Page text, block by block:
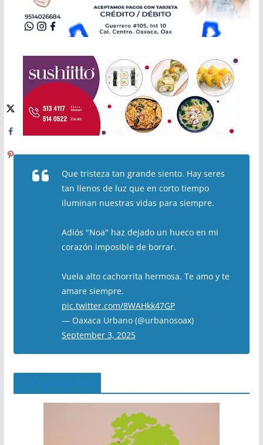
Que tristeza tan grande siento. Hay seres
tan llenos de luz que en corto tiempo
iluminan nuestras vidas para siempre.
Adiós "Noa" haz dejado un hueco en mi
corazón imposible de borrar.
Vuela alto cachorrita hermosa. Te amo y te
amare siempre.
pic.twitter.com/8WAHkk47GP
— Oaxaca Urbano (@urbanosoax)
September 3, 2025